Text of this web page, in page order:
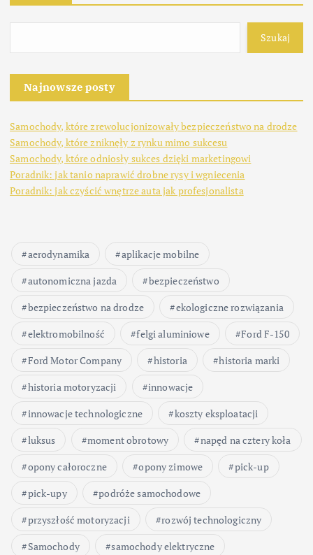
Szukaj
Najnowsze posty
Samochody, które zrewolucjonizowały bezpieczeństwo na drodze
Samochody, które zniknęły z rynku mimo sukcesu
Samochody, które odniosły sukces dzięki marketingowi
Poradnik: jak tanio naprawić drobne rysy i wgniecenia
Poradnik: jak czyścić wnętrze auta jak profesjonalista
aerodynamika
aplikacje mobilne
autonomiczna jazda
bezpieczeństwo
bezpieczeństwo na drodze
ekologiczne rozwiązania
elektromobilność
felgi aluminiowe
Ford F-150
Ford Motor Company
historia
historia marki
historia motoryzacji
innowacje
innowacje technologiczne
koszty eksploatacji
luksus
moment obrotowy
napęd na cztery koła
opony całoroczne
opony zimowe
pick-up
pick-upy
podróże samochodowe
przyszłość motoryzacji
rozwój technologiczny
Samochody
samochody elektryczne